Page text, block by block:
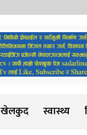
खेलकुद स्वास्थ्य